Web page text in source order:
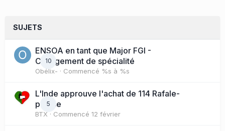
SUJETS
10
ENSOA en tant que Major FGI -
Changement de spécialité
Obélix- · Commencé %s à %s
5
L'Inde approuve l'achat de 114 Rafale-
presse
BTX · Commencé 12 février